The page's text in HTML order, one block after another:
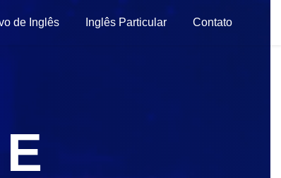
de Inglês Inglês Particular Contato